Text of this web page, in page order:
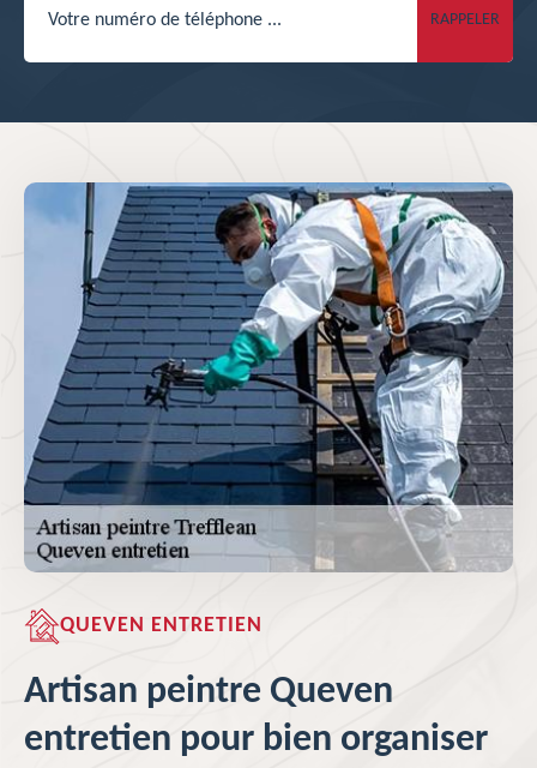
QUEVEN ENTRETIEN
Artisan peintre Queven
entretien pour bien organiser